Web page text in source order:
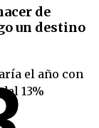
de
un destino